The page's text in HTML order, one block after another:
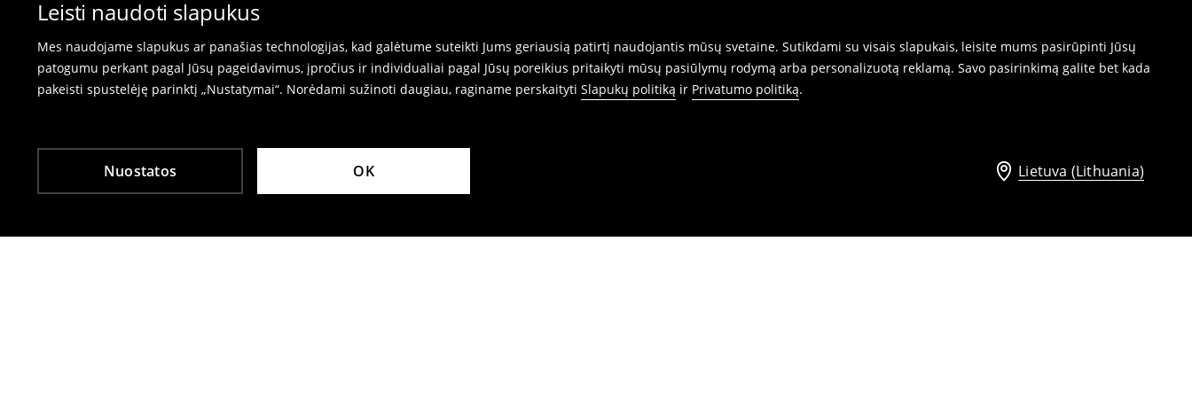
Leisti naudoti slapukus
Mes naudojame slapukus ar panašias technologijas, kad galėtume suteikti Jums geriausią patirtį naudojantis mūsų svetaine. Sutikdami su visais slapukais, leisite mums pasirūpinti Jūsų
patogumu perkant pagal Jūsų pageidavimus, įpročius ir individualiai pagal Jūsų poreikius pritaikyti mūsų pasiūlymų rodymą arba personalizuotą reklamą. Savo pasirinkimą galite bet kada
pakeisti spustelėję parinktį „Nustatymai“. Norėdami sužinoti daugiau, raginame perskaityti Slapukų politiką ir Privatumo politiką.
Nuostatos OK Lietuva (Lithuania)
⟶
Prekių grąžinimas